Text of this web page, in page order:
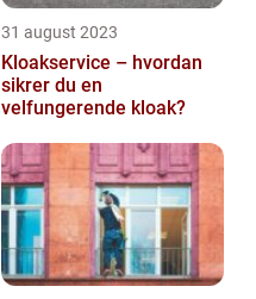
31 august 2023
Kloakservice – hvordan
sikrer du en
velfungerende kloak?